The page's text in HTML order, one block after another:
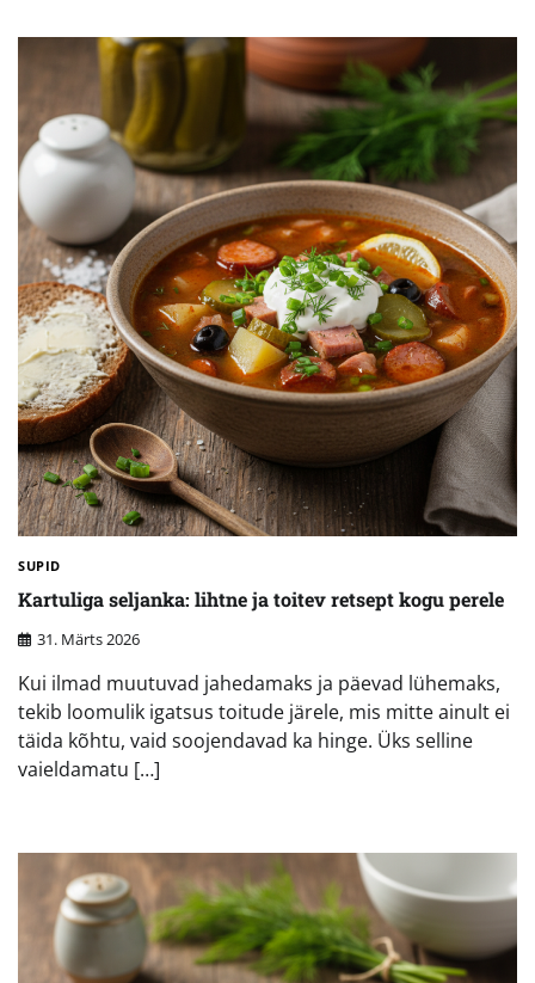
SUPID
Kartuliga seljanka: lihtne ja toitev retsept kogu perele
31. Märts 2026
Kui ilmad muutuvad jahedamaks ja päevad lühemaks,
tekib loomulik igatsus toitude järele, mis mitte ainult ei
täida kõhtu, vaid soojendavad ka hinge. Üks selline
vaieldamatu […]